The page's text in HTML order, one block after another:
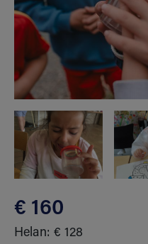
€ 160
Helan: € 128